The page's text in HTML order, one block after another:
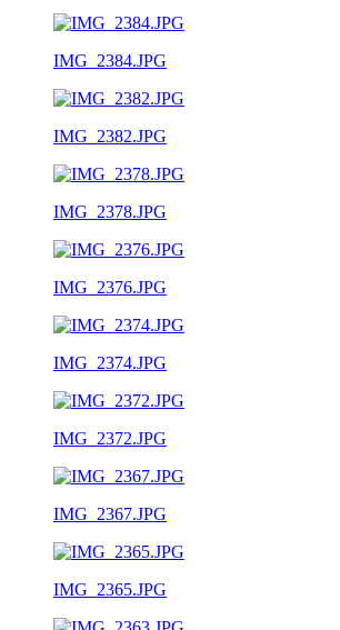
IMG_2384.JPG
IMG_2382.JPG
IMG_2378.JPG
IMG_2376.JPG
IMG_2374.JPG
IMG_2372.JPG
IMG_2367.JPG
IMG_2365.JPG